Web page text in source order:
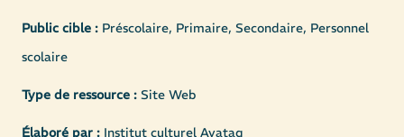
Public cible : Préscolaire, Primaire, Secondaire, Personnel
scolaire
Type de ressource : Site Web
Élaboré par : Institut culturel Avataq